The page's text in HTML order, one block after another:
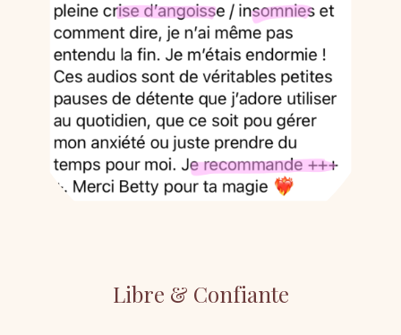
Libre & Confiante